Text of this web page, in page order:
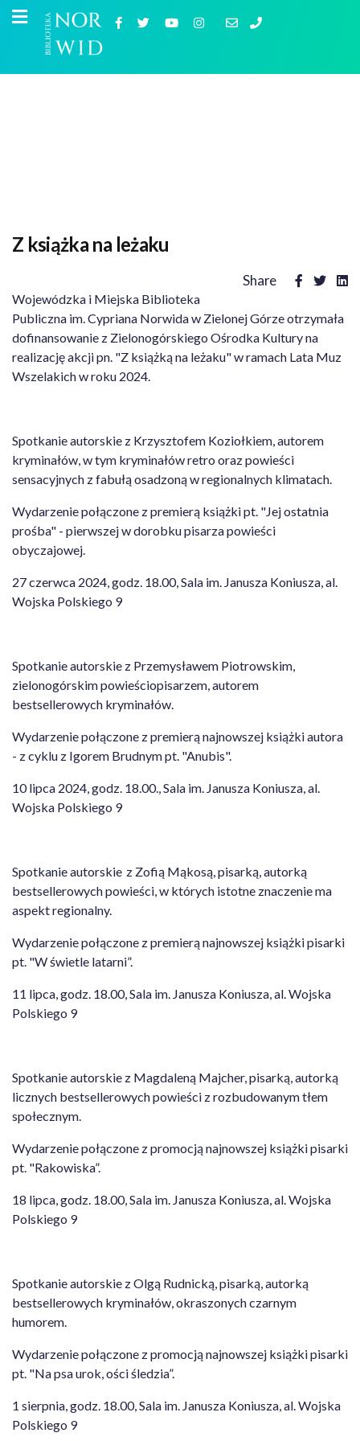
Z książka na leżaku
Share
Wojewódzka i Miejska Biblioteka
Publiczna im. Cypriana Norwida w Zielonej Górze otrzymała
dofinansowanie z Zielonogórskiego Ośrodka Kultury na
realizację akcji pn. "Z książką na leżaku" w ramach Lata Muz
Wszelakich w roku 2024.
Spotkanie autorskie z Krzysztofem Koziołkiem, autorem
kryminałów, w tym kryminałów retro oraz powieści
sensacyjnych z fabułą osadzoną w regionalnych klimatach.
Wydarzenie połączone z premierą książki pt. "Jej ostatnia
prośba" - pierwszej w dorobku pisarza powieści
obyczajowej.
27 czerwca 2024, godz. 18.00, Sala im. Janusza Koniusza, al.
Wojska Polskiego 9
Spotkanie autorskie z Przemysławem Piotrowskim,
zielonogórskim powieściopisarzem, autorem
bestsellerowych kryminałów.
Wydarzenie połączone z premierą najnowszej książki autora
- z cyklu z Igorem Brudnym pt. "Anubis".
10 lipca 2024, godz. 18.00., Sala im. Janusza Koniusza, al.
Wojska Polskiego 9
Spotkanie autorskie z Zofią Mąkosą, pisarką, autorką
bestsellerowych powieści, w których istotne znaczenie ma
aspekt regionalny.
Wydarzenie połączone z premierą najnowszej książki pisarki
pt. "W świetle latarni”.
11 lipca, godz. 18.00, Sala im. Janusza Koniusza, al. Wojska
Polskiego 9
Spotkanie autorskie z Magdaleną Majcher, pisarką, autorką
licznych bestsellerowych powieści z rozbudowanym tłem
społecznym.
Wydarzenie połączone z promocją najnowszej książki pisarki
pt. "Rakowiska”.
18 lipca, godz. 18.00, Sala im. Janusza Koniusza, al. Wojska
Polskiego 9
Spotkanie autorskie z Olgą Rudnicką, pisarką, autorką
bestsellerowych kryminałów, okraszonych czarnym
humorem.
Wydarzenie połączone z promocją najnowszej książki pisarki
pt. "Na psa urok, ości śledzia”.
1 sierpnia, godz. 18.00, Sala im. Janusza Koniusza, al. Wojska
Polskiego 9